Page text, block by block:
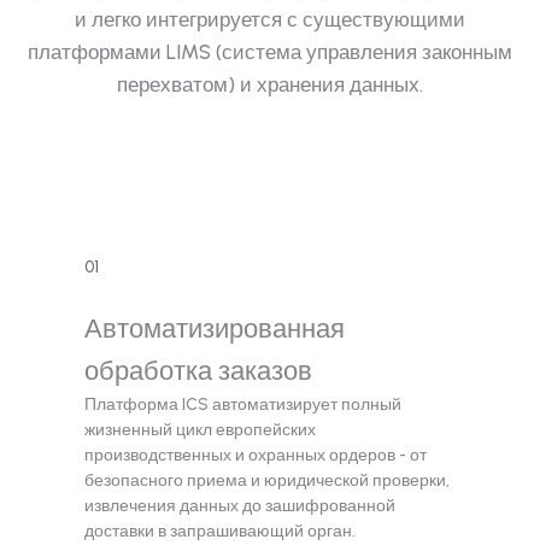
и легко интегрируется с существующими
платформами LIMS (система управления законным
перехватом) и хранения данных.
01
Автоматизированная
обработка заказов
Платформа ICS автоматизирует полный
жизненный цикл европейских
производственных и охранных ордеров - от
безопасного приема и юридической проверки,
извлечения данных до зашифрованной
доставки в запрашивающий орган.